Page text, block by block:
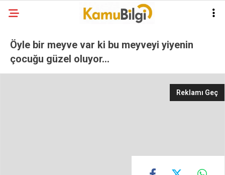
Öyle bir meyve var ki bu meyveyi yiyenin
çocuğu güzel oluyor…
Reklamı Geç